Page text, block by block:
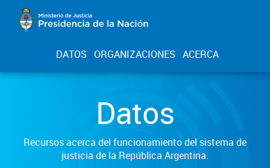
DATOS ORGANIZACIONES ACERCA
Datos
Recursos acerca del funcionamiento del sistema de
justicia de la República Argentina.